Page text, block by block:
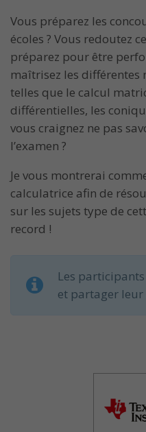
Vous préparez les
écoles ? Vous redoutez
préparez pour être
maîtrisez les
telles que le calcul
différentielles, les
vous craignez ne pas
l’examen ?
Je vous montrerai
calculatrice afin de
sur les sujets type de
record !
Les
et partager